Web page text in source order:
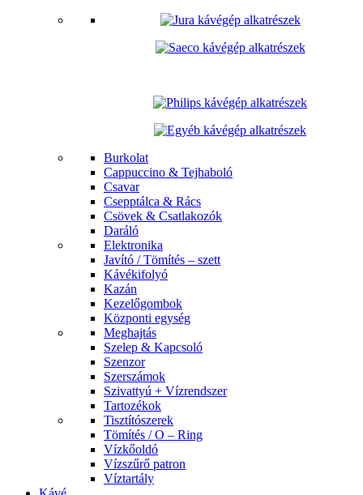
Burkolat
Cappuccino & Tejhaboló
Csavar
Csepptálca & Rács
Csövek & Csatlakozók
Daráló
Elektronika
Javító / Tömítés – szett
Kávékifolyó
Kazán
Kezelőgombok
Központi egység
Meghajtás
Szelep & Kapcsoló
Szenzor
Szerszámok
Szivattyú + Vízrendszer
Tartozékok
Tisztítószerek
Tömítés / O – Ring
Vízkőoldó
Vízszűrő patron
Víztartály